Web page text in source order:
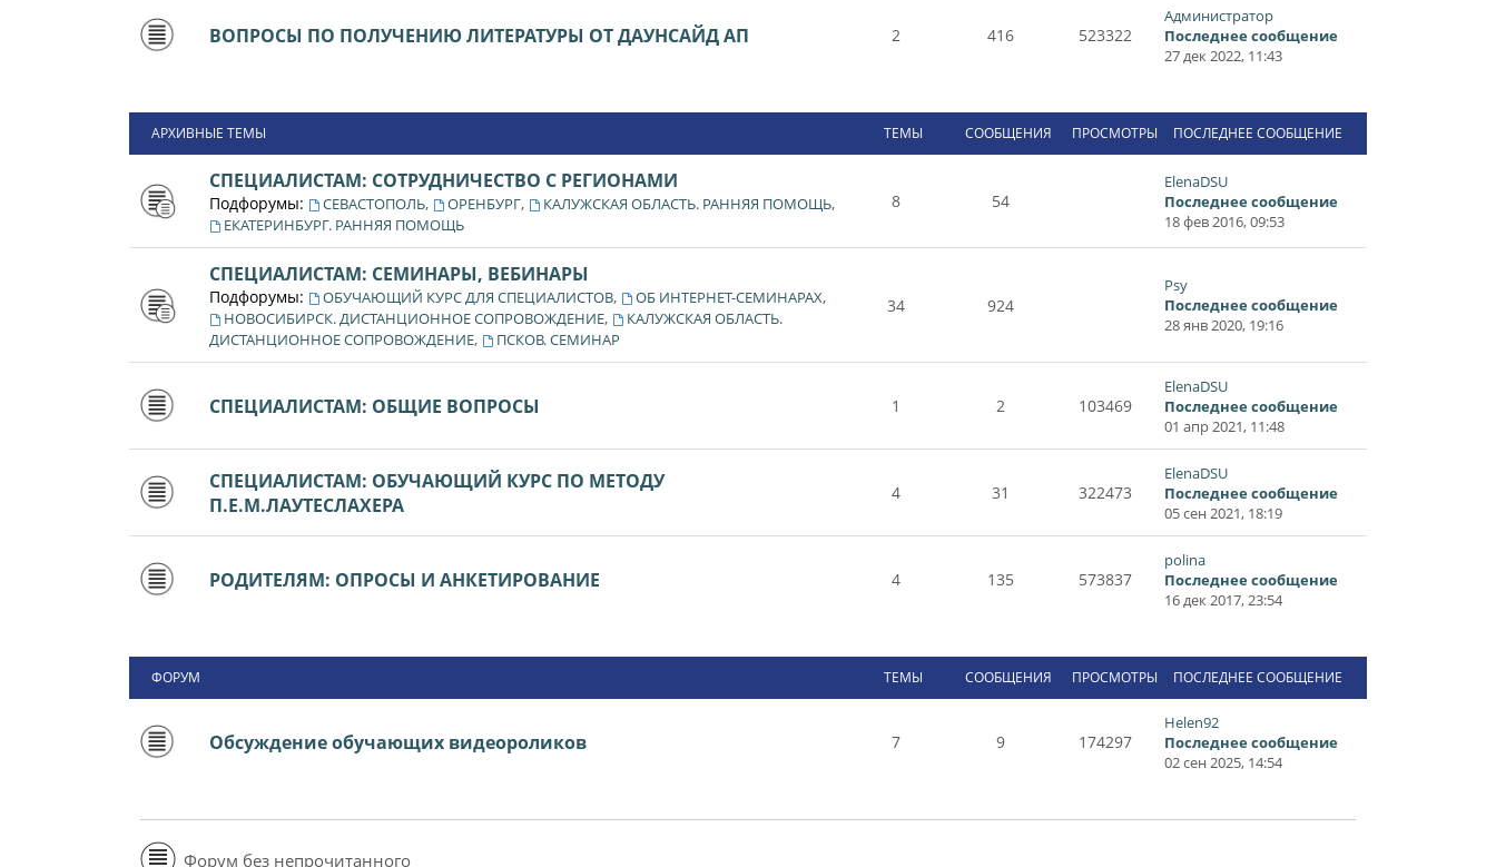
ВОПРОСЫ ПО ПОЛУЧЕНИЮ ЛИТЕРАТУРЫ ОТ ДАУНСАЙД АП 2 416 523322
Администратор
Последнее сообщение
27 дек 2022, 11:43
АРХИВНЫЕ ТЕМЫ ТЕМЫ СООБЩЕНИЯ ПРОСМОТРЫ ПОСЛЕДНЕЕ СООБЩЕНИЕ
СПЕЦИАЛИСТАМ: СОТРУДНИЧЕСТВО С РЕГИОНАМИ
Подфорумы: СЕВАСТОПОЛЬ, ОРЕНБУРГ, КАЛУЖСКАЯ ОБЛАСТЬ. РАННЯЯ ПОМОЩЬ,
ЕКАТЕРИНБУРГ. РАННЯЯ ПОМОЩЬ
8 54
ElenaDSU
Последнее сообщение
18 фев 2016, 09:53
СПЕЦИАЛИСТАМ: СЕМИНАРЫ, ВЕБИНАРЫ
Подфорумы: ОБУЧАЮЩИЙ КУРС ДЛЯ СПЕЦИАЛИСТОВ, ОБ ИНТЕРНЕТ-СЕМИНАРАХ,
НОВОСИБИРСК. ДИСТАНЦИОННОЕ СОПРОВОЖДЕНИЕ,
КАЛУЖСКАЯ ОБЛАСТЬ.
ДИСТАНЦИОННОЕ СОПРОВОЖДЕНИЕ, ПСКОВ. СЕМИНАР
34 924
Psy
Последнее сообщение
28 янв 2020, 19:16
СПЕЦИАЛИСТАМ: ОБЩИЕ ВОПРОСЫ 1 2 103469
ElenaDSU
Последнее сообщение
01 апр 2021, 11:48
СПЕЦИАЛИСТАМ: ОБУЧАЮЩИЙ КУРС ПО МЕТОДУ
П.Е.М.ЛАУТЕСЛАХЕРА
4 31 322473
ElenaDSU
Последнее сообщение
05 сен 2021, 18:19
РОДИТЕЛЯМ: ОПРОСЫ И АНКЕТИРОВАНИЕ 4 135 573837
polina
Последнее сообщение
16 дек 2017, 23:54
ФОРУМ ТЕМЫ СООБЩЕНИЯ ПРОСМОТРЫ ПОСЛЕДНЕЕ СООБЩЕНИЕ
Обсуждение обучающих видеороликов 7 9 174297
Helen92
Последнее сообщение
02 сен 2025, 14:54
Форум без непрочитанного